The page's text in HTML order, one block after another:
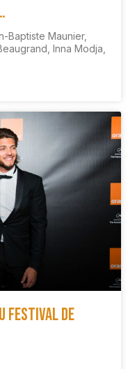
Baptiste Maunier,
Inna Modja,
Festival de